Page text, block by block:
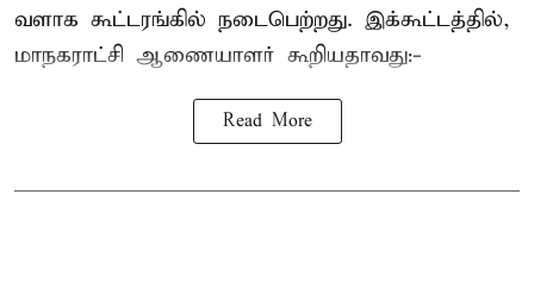
வளாக கூட்டரங்கில் நடைபெற்றது. இக்கூட்டத்தில்,
மாநகராட்சி ஆணையாளர் கூறியதாவது:-
Read More